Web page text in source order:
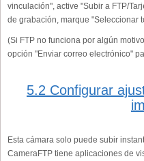
vinculación", active "Subir a FTP/
de grabación, marque "Seleccionar
(Si FTP no funciona por algún
opción "Enviar correo electrónico"
5.2 Configurar
Esta cámara solo puede subir
CameraFTP tiene aplicaciones de